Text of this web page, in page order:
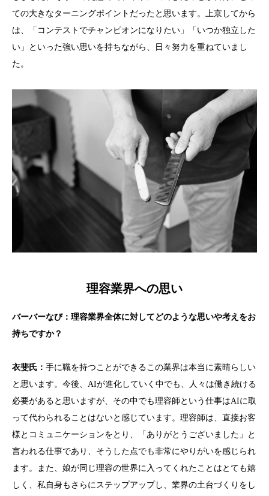
ての大きなターニングポイントだったと思います。上京してから
は、「コンテストでチャンピオンになりたい」「いつか独立した
い」といった強い思いを持ちながら、日々努力を重ねていまし
た。
理容業界への思い
バーバーなび：理容業界全体に対してどのような思いや考えをお
持ちですか？
衣斐氏： 手に職を持つことができるこの業界は本当に素晴らしい
と思います。今後、AIが進化していく中でも、人々は働き続ける
必要があると思いますが、その中でも理容師という仕事はAIに取
って代わられることはないと感じています。理容師は、直接お客
様とコミュニケーションをとり、「ありがとうございました」と
言われる仕事であり、そうした点でも非常にやりがいを感じられ
ます。また、娘が同じ理容の世界に入ってくれたことはとても嬉
しく、私自身もさらにステップアップし、業界の土台づくりをし